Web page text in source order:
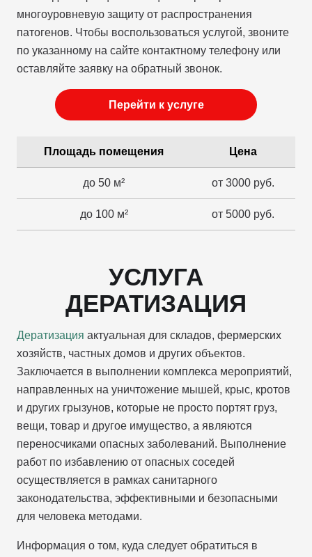
многоуровневую защиту от распространения
патогенов. Чтобы воспользоваться услугой, звоните
по указанному на сайте контактному телефону или
оставляйте заявку на обратный звонок.
Перейти к услуге
Площадь помещения Цена
до 50 м² от 3000 руб.
до 100 м² от 5000 руб.
УСЛУГА
ДЕРАТИЗАЦИЯ
Дератизация актуальная для складов, фермерских
хозяйств, частных домов и других объектов.
Заключается в выполнении комплекса мероприятий,
направленных на уничтожение мышей, крыс, кротов
и других грызунов, которые не просто портят груз,
вещи, товар и другое имущество, а являются
переносчиками опасных заболеваний. Выполнение
работ по избавлению от опасных соседей
осуществляется в рамках санитарного
законодательства, эффективными и безопасными
для человека методами.
Информация о том, куда следует обратиться в